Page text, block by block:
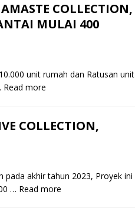
COLLECTION,
MULAI 400
unit rumah dan Ratusan unit
Read more
COLLECTION,
pada akhir tahun 2023, Proyek ini
… Read more